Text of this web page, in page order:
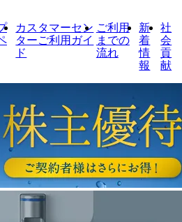
カスタマーセン
ターご利用ガイ
ド
ご利用
までの
流れ
新
着
情
報
社
会
貢
献